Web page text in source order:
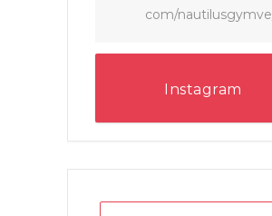
com/
Instagram